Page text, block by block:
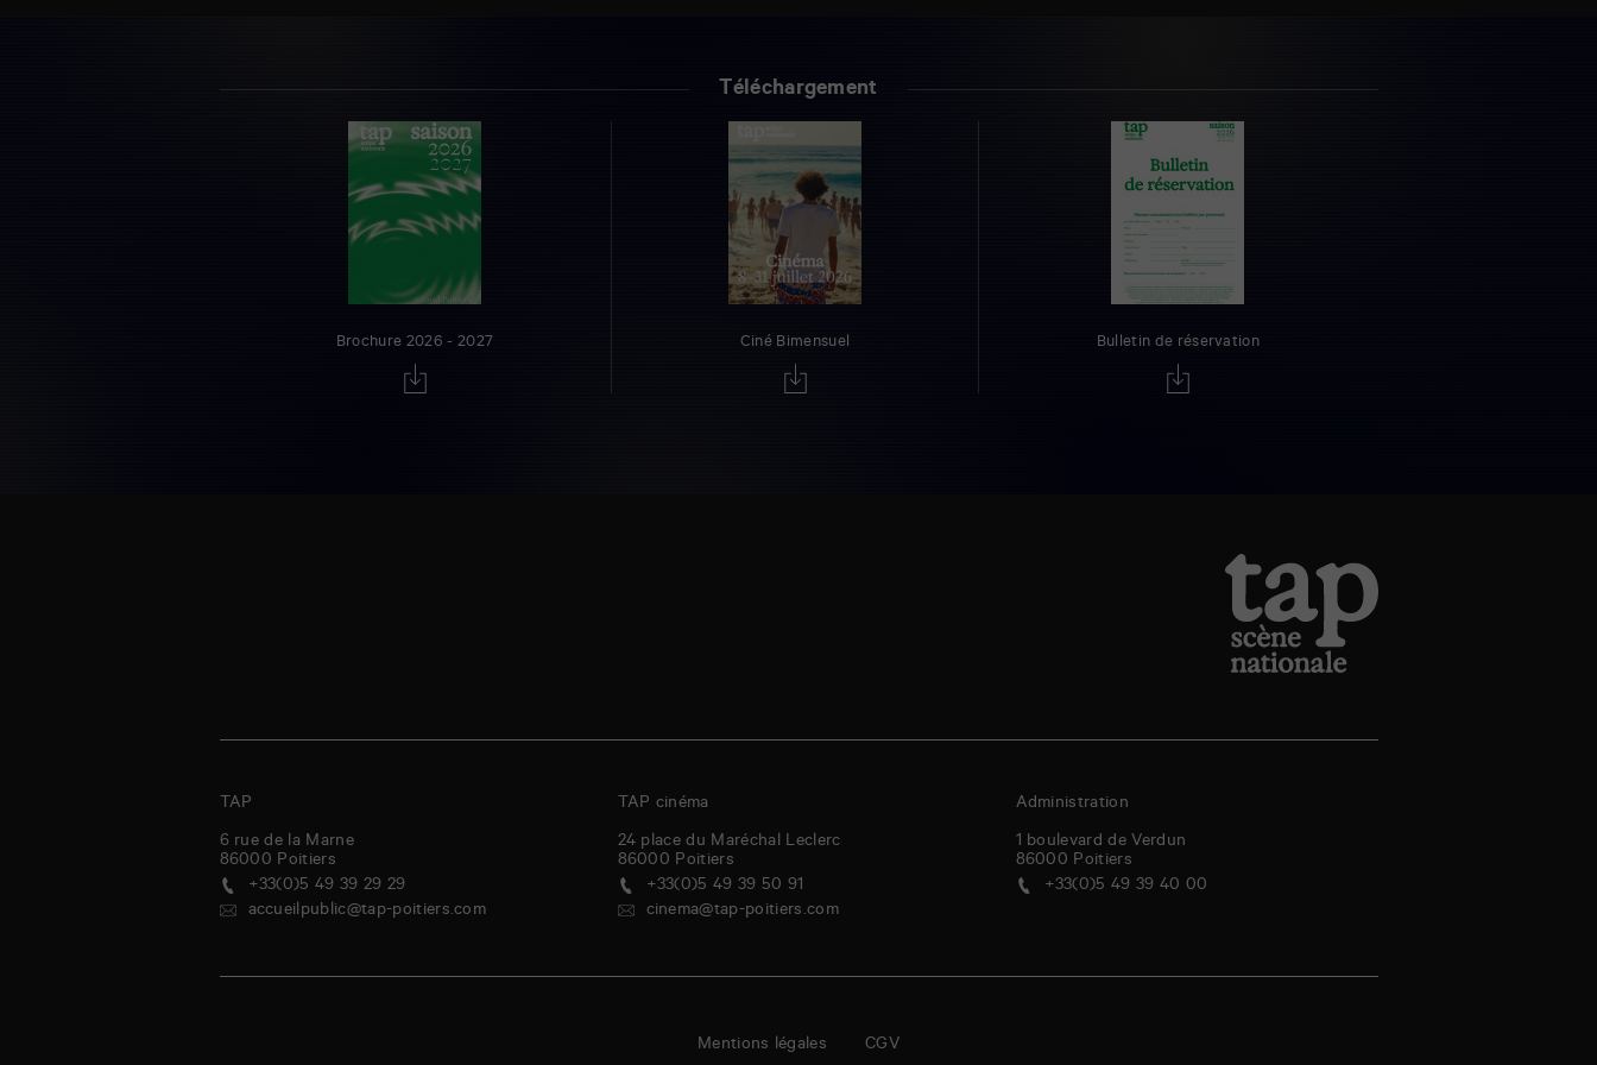
Téléchargement
Brochure 2026 - 2027 Ciné Bimensuel Bulletin de réservation
TAP
6 rue de la Marne
86000 Poitiers
+33(0)5 49 39 29 29
accueilpublic@tap-poitiers.com
TAP cinéma
24 place du Maréchal Leclerc
86000 Poitiers
+33(0)5 49 39 50 91
cinema@tap-poitiers.com
Administration
1 boulevard de Verdun
86000 Poitiers
+33(0)5 49 39 40 00
Mentions légales CGV